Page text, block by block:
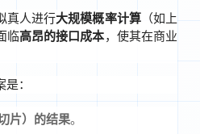
真人进行大规模概率计算（如上
临高昂的接口成本，使其在商业
：
片）的结果。